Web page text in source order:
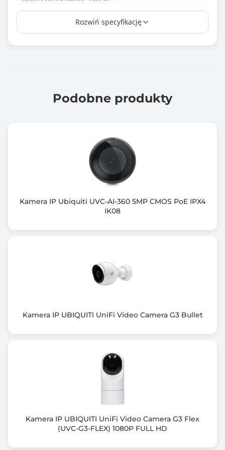
Wbudowany mikrofon
Tak
Podczerwień
Zastosowanie kamery
zewnątrz / wewnątrz
PoE lub zasilacz 12V
Zgodność z Onvif
Zawiera baterię / akumulator
Przetwornik: 1/2.7 " Progressive Scan CMOS
Metoda kompresji obrazu:
Prędkość transmisji strumienia głównego: 20 kl/s 5
Gniazdo karty pamięci:
- Obsługa kart Micro SD do 256GB (możliwy zapis
Rozwiń specyfikację
Podobne produkty
Kamera IP Ubiquiti UVC-AI-360 5MP CMOS PoE IPX4
IK08
Kamera IP UBIQUITI UniFi Video Camera G3 Bullet
Kamera IP UBIQUITI UniFi Video Camera G3 Flex
(UVC-G3-FLEX) 1080P FULL HD